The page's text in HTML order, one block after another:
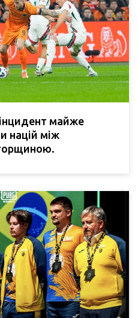
майже
націй між